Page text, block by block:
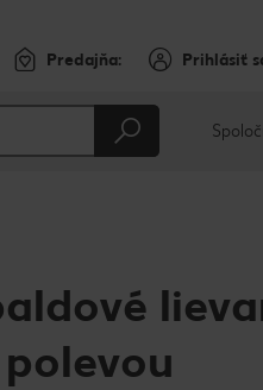
Predajňa: Prihlásiť